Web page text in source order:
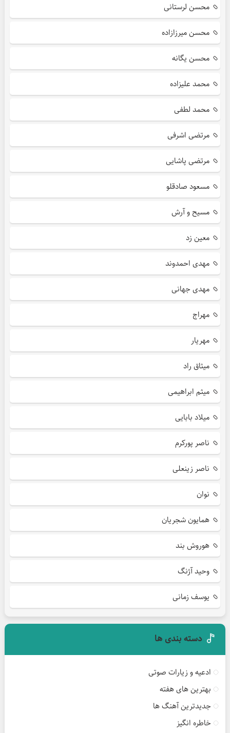
محسن لرستانی
محسن میرزازاده
محسن یگانه
محمد علیزاده
محمد لطفی
مرتضی اشرفی
مرتضی پاشایی
مسعود صادقلو
مسیح و آرش
معین زد
مهدی احمدوند
مهدی جهانی
مهراج
مهریار
میثاق راد
میثم ابراهیمی
میلاد بابایی
ناصر پورکرم
ناصر زینعلی
نوان
همایون شجریان
هوروش بند
وحید آژنگ
یوسف زمانی
دسته بندی ها
ادعیه و زیارات صوتی
بهترین های هفته
جدیدترین آهنگ ها
خاطره انگیز